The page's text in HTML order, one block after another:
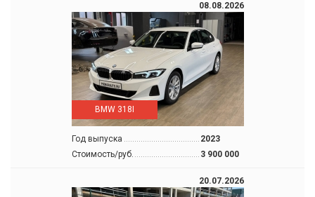
08.08.2026
BMW 318I
Год выпуска
2023
Стоимость/руб.
3 900 000
20.07.2026